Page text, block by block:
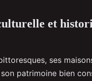
et
ses
patrimoine bien